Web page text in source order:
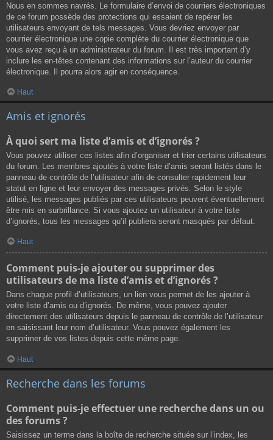
Nous en sommes navrés. Le formulaire d’envoi de courriers électroniques
de ce forum possède des protections qui essaient de repérer les
utilisateurs envoyant de tels messages. Vous devriez envoyer par
courrier électronique une copie complète du courrier électronique que
vous avez reçu à un administrateur du forum. Il est très important d’y
inclure les en-têtes contenant des informations sur l’auteur du courrier
électronique. Il pourra alors agir en conséquence.
Haut
Amis et ignorés
À quoi sert ma liste d’amis et d’ignorés ?
Vous pouvez utiliser ces listes afin d’organiser et trier certains utilisateurs
du forum. Les membres ajoutés à votre liste d’amis seront listés dans le
panneau de contrôle de l’utilisateur afin de consulter rapidement leur
statut en ligne et leur envoyer des messages privés. Selon le style
utilisé, les messages publiés par ces utilisateurs peuvent éventuellement
être mis en surbrillance. Si vous ajoutez un utilisateur à votre liste
d’ignorés, tous les messages qu’il publiera seront masqués par défaut.
Haut
Comment puis-je ajouter ou supprimer des
utilisateurs de ma liste d’amis et d’ignorés ?
Dans chaque profil d’utilisateurs, un lien vous permet de les ajouter à
votre liste d’amis ou d’ignorés. De même, vous pouvez ajouter
directement des utilisateurs depuis le panneau de contrôle de l’utilisateur
en saisissant leur nom d’utilisateur. Vous pouvez également les
supprimer de vos listes depuis cette même page.
Haut
Recherche dans les forums
Comment puis-je effectuer une recherche dans un ou
des forums ?
Saisissez un terme dans la boîte de recherche située sur l’index, les